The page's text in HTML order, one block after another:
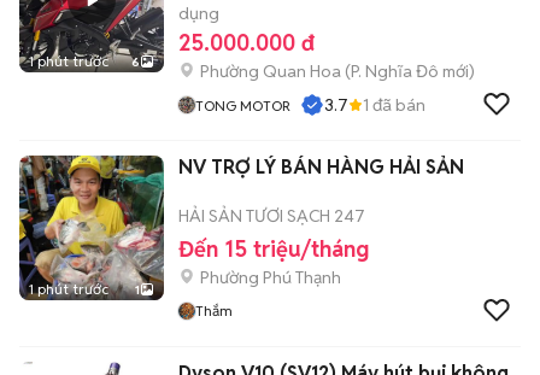
1 phút trước 6
dụng
25.000.000 đ
Phường Quan Hoa (P. Nghĩa Đô mới)
TONG MOTOR 3.7 1 đã bán
1 phút trước 1
NV TRỢ LÝ BÁN HÀNG HẢI SẢN
HẢI SẢN TƯƠI SẠCH 247
Đến 15 triệu/tháng
Phường Phú Thạnh
Thắm